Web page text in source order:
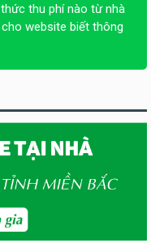
thu phí nào từ nhà
website biết thông